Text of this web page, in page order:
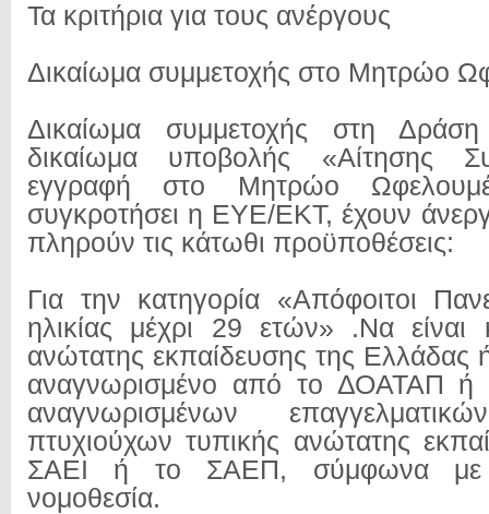
Τα κριτήρια για τους ανέργους
Δικαίωμα συμμετοχής στο Μητρώο
Δικαίωμα συμμετοχής στη
δικαίωμα υποβολής «Αίτησης
εγγραφή στο Μητρώο
συγκροτήσει η ΕΥΕ/ΕΚΤ, έχουν
πληρούν τις κάτωθι προϋποθέσεις:
Για την κατηγορία «Απόφοιτοι
ηλικίας μέχρι 29 ετών» .Να είναι
ανώτατης εκπαίδευσης της Ελλάδας
αναγνωρισμένο από το ΔΟΑΤΑΠ ή
αναγνωρισμένων
πτυχιούχων τυπικής ανώτατης
ΣΑΕΙ ή το ΣΑΕΠ, σύμφωνα με
νομοθεσία.